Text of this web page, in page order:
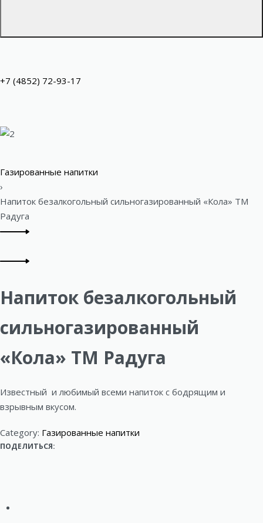
+7 (4852) 72-93-17
Газированные напитки
›
Напиток безалкогольный сильногазированный «Кола» ТМ
Радуга
P
r
d
u
t
n
a
v
a
product:
product:
Напиток безалкогольный
сильногазированный
«Кола» ТМ Радуга
Известный и любимый всеми напиток с бодрящим и
взрывным вкусом.
Category: Газированные напитки
ПОДЕЛИТЬСЯ: